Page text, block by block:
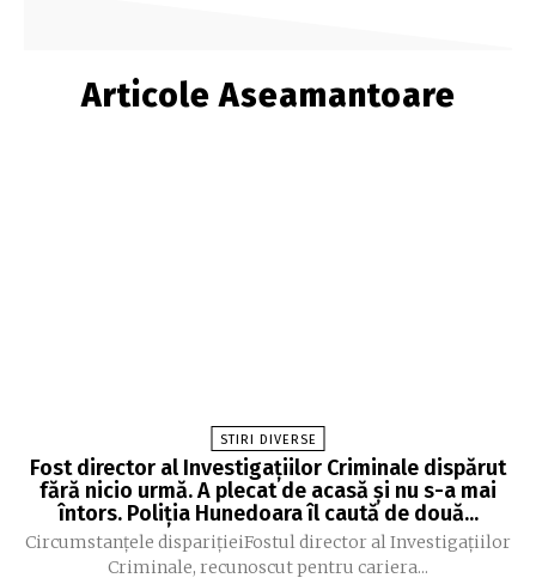
Articole Aseamantoare
STIRI DIVERSE
Fost director al Investigațiilor Criminale dispărut
fără nicio urmă. A plecat de acasă și nu s-a mai
întors. Poliția Hunedoara îl caută de două...
Circumstanțele disparițieiFostul director al Investigațiilor
Criminale, recunoscut pentru cariera...